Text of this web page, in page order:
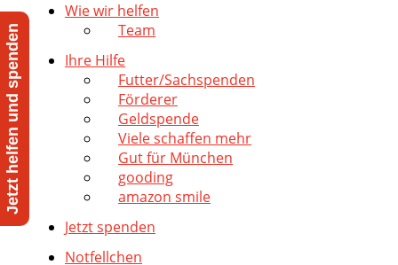
Wie wir helfen
Team
Ihre Hilfe
Futter/Sachspenden
Förderer
Geldspende
Viele schaffen mehr
Gut für München
gooding
amazon smile
Jetzt spenden
Notfellchen
Jetzt helfen und spenden